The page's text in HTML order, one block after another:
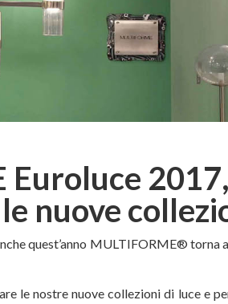
Euroluce
nuove
quest’anno MULTIFORME® torna a
le nostre nuove collezioni di luce